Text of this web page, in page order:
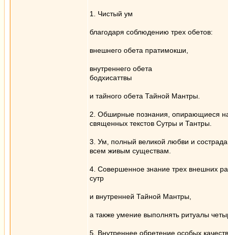
1. Чистый ум
благодаря соблюдению трех обетов:
внешнего обета пратимокши,
внутреннего обета
бодхисаттвы
и тайного обета Тайной Мантры.
2. Обширные познания, опирающиеся
священных текстов Сутры и Тантры.
3. Ум, полный великой любви и
всем живым существам.
4. Совершенное знание трех внешних
сутр
и внутренней Тайной Мантры,
а также умение выполнять ритуалы
5. Внутреннее обретение особых